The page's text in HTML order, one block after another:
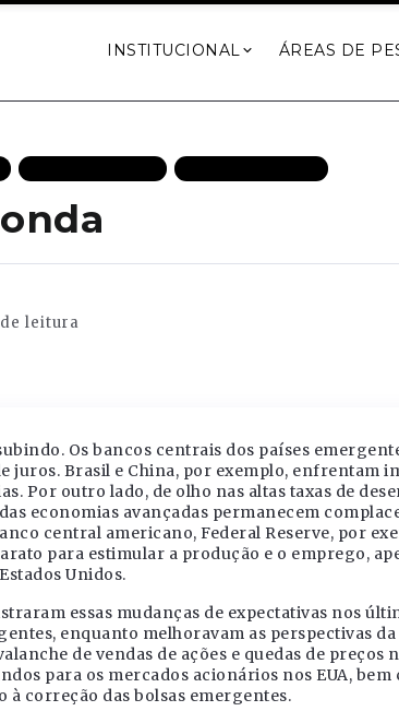
INSTITUCIONAL ÁREAS DE
leitura
Os bancos centrais dos países
juros. Brasil e China, por exemplo, enfrentam
Por outro lado, de olho nas altas taxas de
economias avançadas permanecem
central americano, Federal Reserve, por
para estimular a produção e o emprego,
Unidos.
essas mudanças de expectativas nos
enquanto melhoravam as perspectivas
de vendas de ações e quedas de preços
para os mercados acionários nos EUA,
à correção das bolsas emergentes.